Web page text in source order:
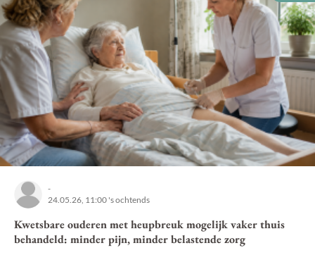
-
24.05.26, 11:00 's ochtends
Kwetsbare ouderen met heupbreuk mogelijk vaker thuis
behandeld: minder pijn, minder belastende zorg